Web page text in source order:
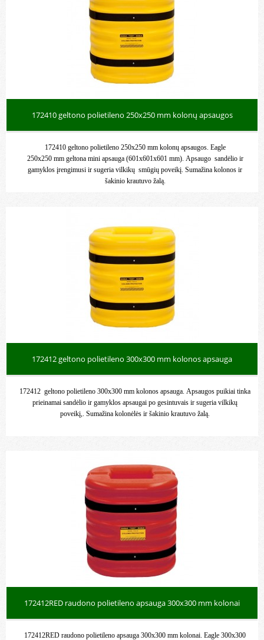
172410 geltono polietileno 250x250 mm kolonų apsaugos
172410 geltono polietileno 250x250 mm kolonų apsaugos. Eagle
250x250 mm geltona mini apsauga (601x601x601 mm). Apsaugo sandėlio ir
gamyklos įrengimusi ir sugeria vilkikų smūgių poveikį. Sumažina kolonos ir
šakinio krautuvo žalą.
172412 geltono polietileno 300x300 mm kolonos apsauga
172412 geltono polietileno 300x300 mm kolonos apsauga. Apsaugos puikiai tinka
prieinamai sandėlio ir gamyklos apsaugai po gesintuvais ir sugeria vilkikų
poveikį,. Sumažina kolonėlės ir šakinio krautuvo žalą.
172412RED raudono polietileno apsauga 300x300 mm kolonai
172412RED raudono polietileno apsauga 300x300 mm kolonai. Eagle 300x300